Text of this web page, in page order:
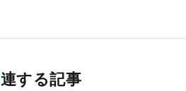
関連する記事